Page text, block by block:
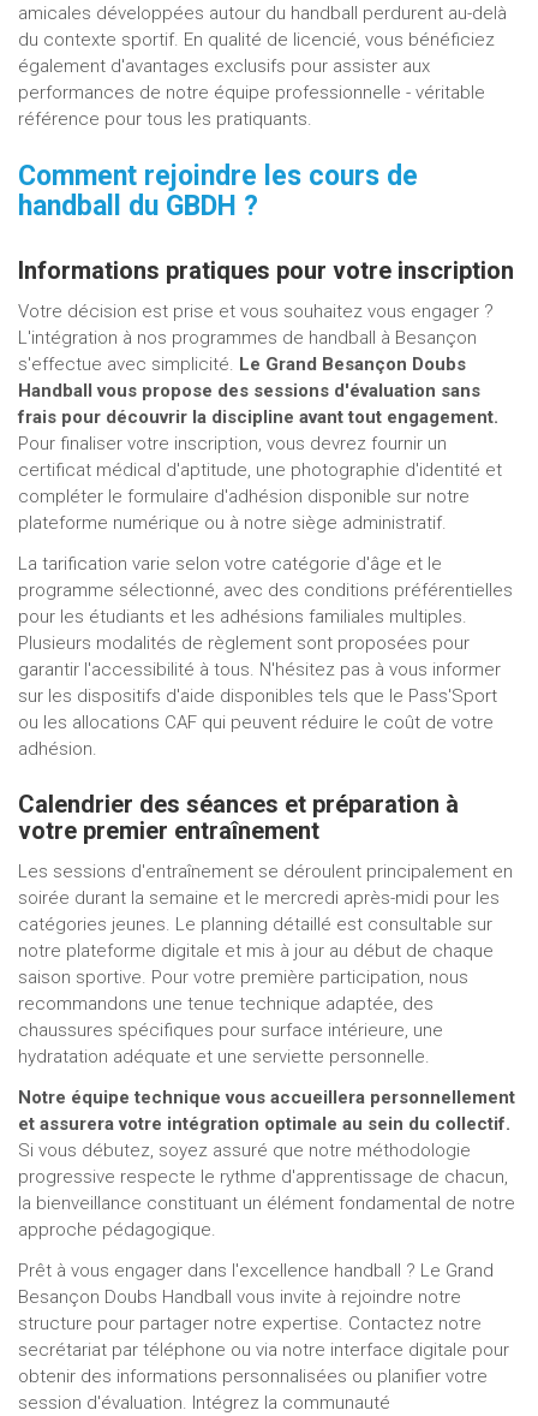
amicales développées autour du handball perdurent au-delà
du contexte sportif. En qualité de licencié, vous bénéficiez
également d'avantages exclusifs pour assister aux
performances de notre équipe professionnelle - véritable
référence pour tous les pratiquants.
Comment rejoindre les cours de
handball du GBDH ?
Informations pratiques pour votre inscription
Votre décision est prise et vous souhaitez vous engager ?
L'intégration à nos programmes de handball à Besançon
s'effectue avec simplicité. Le Grand Besançon Doubs
Handball vous propose des sessions d'évaluation sans
frais pour découvrir la discipline avant tout engagement.
Pour finaliser votre inscription, vous devrez fournir un
certificat médical d'aptitude, une photographie d'identité et
compléter le formulaire d'adhésion disponible sur notre
plateforme numérique ou à notre siège administratif.
La tarification varie selon votre catégorie d'âge et le
programme sélectionné, avec des conditions préférentielles
pour les étudiants et les adhésions familiales multiples.
Plusieurs modalités de règlement sont proposées pour
garantir l'accessibilité à tous. N'hésitez pas à vous informer
sur les dispositifs d'aide disponibles tels que le Pass'Sport
ou les allocations CAF qui peuvent réduire le coût de votre
adhésion.
Calendrier des séances et préparation à
votre premier entraînement
Les sessions d'entraînement se déroulent principalement en
soirée durant la semaine et le mercredi après-midi pour les
catégories jeunes. Le planning détaillé est consultable sur
notre plateforme digitale et mis à jour au début de chaque
saison sportive. Pour votre première participation, nous
recommandons une tenue technique adaptée, des
chaussures spécifiques pour surface intérieure, une
hydratation adéquate et une serviette personnelle.
Notre équipe technique vous accueillera personnellement
et assurera votre intégration optimale au sein du collectif.
Si vous débutez, soyez assuré que notre méthodologie
progressive respecte le rythme d'apprentissage de chacun,
la bienveillance constituant un élément fondamental de notre
approche pédagogique.
Prêt à vous engager dans l'excellence handball ? Le Grand
Besançon Doubs Handball vous invite à rejoindre notre
structure pour partager notre expertise. Contactez notre
secrétariat par téléphone ou via notre interface digitale pour
obtenir des informations personnalisées ou planifier votre
session d'évaluation. Intégrez la communauté